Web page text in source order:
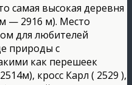
самая высокая деревня
— 2916 м). Место
для любителей
природы с
как перешеек
кросс Карл ( 2529 ),